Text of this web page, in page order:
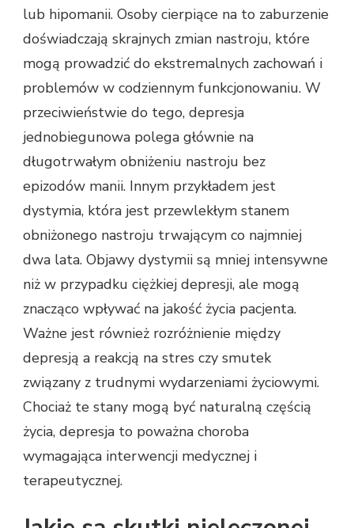
lub hipomanii. Osoby cierpiące na to zaburzenie
doświadczają skrajnych zmian nastroju, które
mogą prowadzić do ekstremalnych zachowań i
problemów w codziennym funkcjonowaniu. W
przeciwieństwie do tego, depresja
jednobiegunowa polega głównie na
długotrwałym obniżeniu nastroju bez
epizodów manii. Innym przykładem jest
dystymia, która jest przewlekłym stanem
obniżonego nastroju trwającym co najmniej
dwa lata. Objawy dystymii są mniej intensywne
niż w przypadku ciężkiej depresji, ale mogą
znacząco wpływać na jakość życia pacjenta.
Ważne jest również rozróżnienie między
depresją a reakcją na stres czy smutek
związany z trudnymi wydarzeniami życiowymi.
Chociaż te stany mogą być naturalną częścią
życia, depresja to poważna choroba
wymagająca interwencji medycznej i
terapeutycznej.